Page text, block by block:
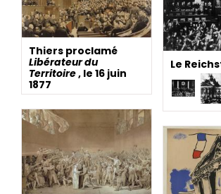
Thiers proclamé
Libérateur du
Territoire, le 16 juin
1877
Le